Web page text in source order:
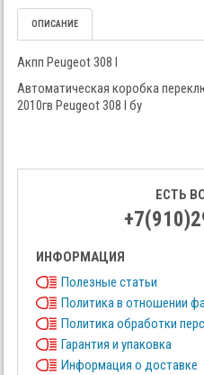
ОПИСАНИЕ
Акпп Peugeot 308 I
Автоматическая коробка
2010гв Peugeot 308 I бу
ЕСТЬ
ИНФОРМАЦИЯ
Полезные статьи
Политика в отношении
Политика обработки
Гарантия и упаковка
Информация о доставке